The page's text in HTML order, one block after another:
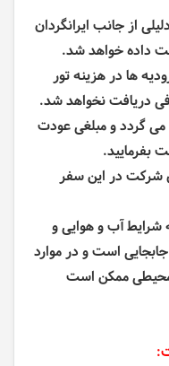
از جانب ایرانگردان
داده خواهد شد.
ها در هزینه تور
دریافت نخواهد شد.
گردد و مبلغی عودت
بفرمایید.
شرکت در این سفر
آب و هوایی و
است و در موارد
ممکن است